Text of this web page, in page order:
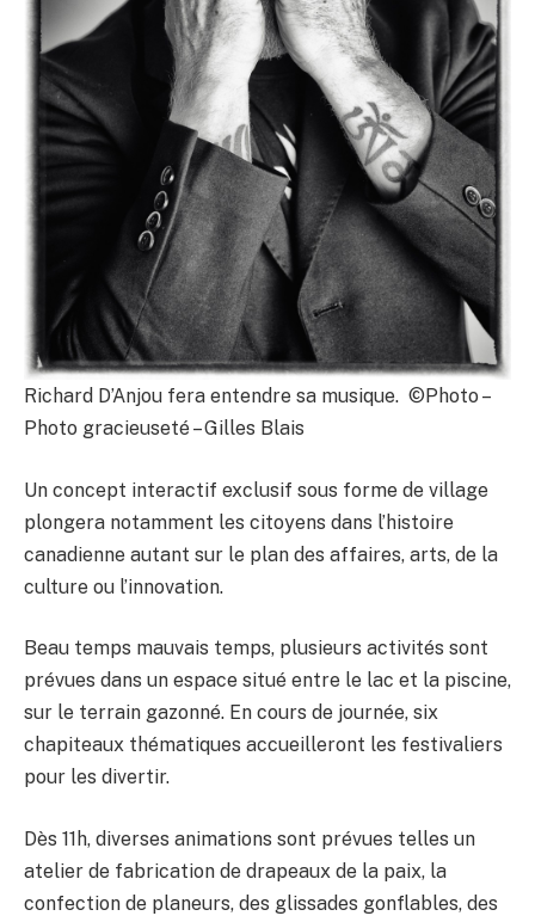
Richard D’Anjou fera entendre sa musique. ©Photo –
Photo gracieuseté – Gilles Blais
Un concept interactif exclusif sous forme de village
plongera notamment les citoyens dans l’histoire
canadienne autant sur le plan des affaires, arts, de la
culture ou l’innovation.
Beau temps mauvais temps, plusieurs activités sont
prévues dans un espace situé entre le lac et la piscine,
sur le terrain gazonné. En cours de journée, six
chapiteaux thématiques accueilleront les festivaliers
pour les divertir.
Dès 11h, diverses animations sont prévues telles un
atelier de fabrication de drapeaux de la paix, la
confection de planeurs, des glissades gonflables, des